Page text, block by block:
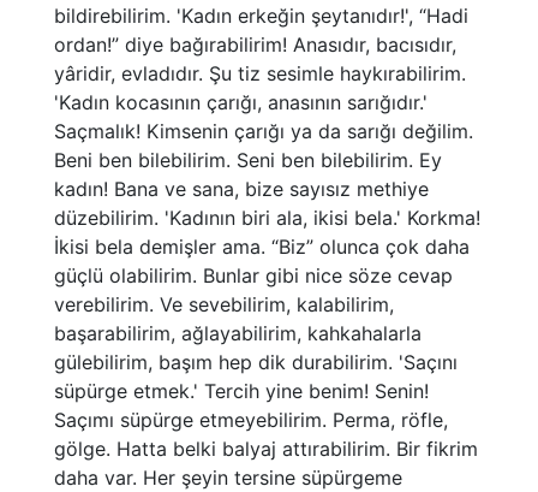
bildirebilirim. 'Kadın erkeğin şeytanıdır!', “Hadi
ordan!” diye bağırabilirim! Anasıdır, bacısıdır,
yâridir, evladıdır. Şu tiz sesimle haykırabilirim.
'Kadın kocasının çarığı, anasının sarığıdır.'
Saçmalık! Kimsenin çarığı ya da sarığı değilim.
Beni ben bilebilirim. Seni ben bilebilirim. Ey
kadın! Bana ve sana, bize sayısız methiye
düzebilirim. 'Kadının biri ala, ikisi bela.' Korkma!
İkisi bela demişler ama. “Biz” olunca çok daha
güçlü olabilirim. Bunlar gibi nice söze cevap
verebilirim. Ve sevebilirim, kalabilirim,
başarabilirim, ağlayabilirim, kahkahalarla
gülebilirim, başım hep dik durabilirim. 'Saçını
süpürge etmek.' Tercih yine benim! Senin!
Saçımı süpürge etmeyebilirim. Perma, röfle,
gölge. Hatta belki balyaj attırabilirim. Bir fikrim
daha var. Her şeyin tersine süpürgeme